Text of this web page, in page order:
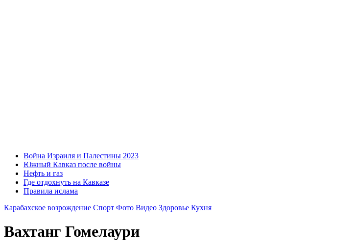
Война Израиля и Палестины 2023
Южный Кавказ после войны
Нефть и газ
Где отдохнуть на Кавказе
Правила ислама
Карабахское возрождение Спорт Фото Видео Здоровье Кухня
Вахтанг Гомелаури